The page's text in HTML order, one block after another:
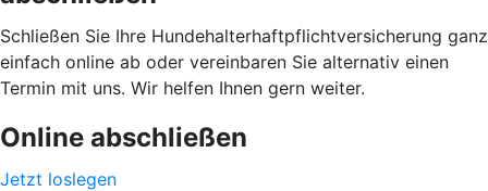
Schließen Sie Ihre Hundehalterhaftpflichtversicherung ganz
einfach online ab oder vereinbaren Sie alternativ einen
Termin mit uns. Wir helfen Ihnen gern weiter.
Online abschließen
Jetzt loslegen